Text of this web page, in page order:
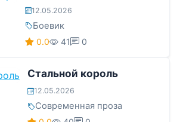
12.05.2026
Боевик
0.0 41 0
Стальной король
12.05.2026
Современная проза